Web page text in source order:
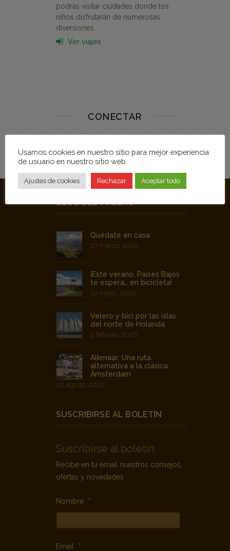
podrás visitar ciudades donde los
niños disfrutarán de numerosas
diversiones.
Ver viajes
CONECTAR
BLOG DEL VIAJERO
Quédate en casa
27 marzo, 2020
¡Este verano, Países Bajos
te espera… en bicicleta!
22 mayo, 2026
Velero y bici por las islas
del norte de Holanda
4 febrero, 2026
Alkmaar: Una ruta
alternativa a la clásica
Ámsterdam
28 agosto, 2025
SUSCRIBIRSE AL BOLETÍN
Suscribirse al boletín
Recibe en tu email nuestros consejos,
ofertas y novedades
Nombre *
Email *
Usamos cookies en nuestro sitio para mejor experiencia
de usuario en nuestro sitio web.
Ajustes de cookies Rechazar Aceptar todo